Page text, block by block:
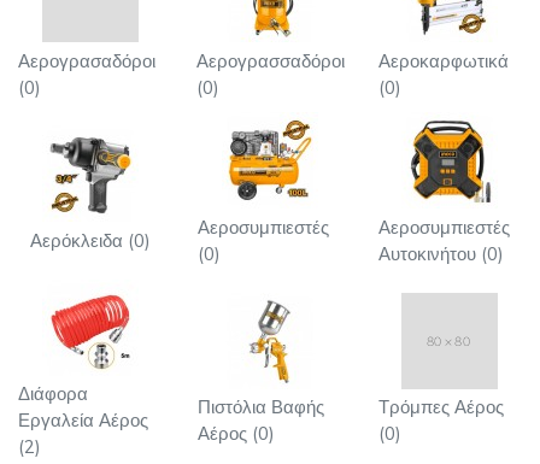
Αερογρασαδόροι
(0)
Αερογρασσαδόροι
(0)
Αεροκαρφωτικά
(0)
Αερόκλειδα (0)
Αεροσυμπιεστές
(0)
Αεροσυμπιεστές
Αυτοκινήτου (0)
Διάφορα
Εργαλεία Αέρος
(2)
Πιστόλια Βαφής
Αέρος (0)
Τρόμπες Αέρος
(0)